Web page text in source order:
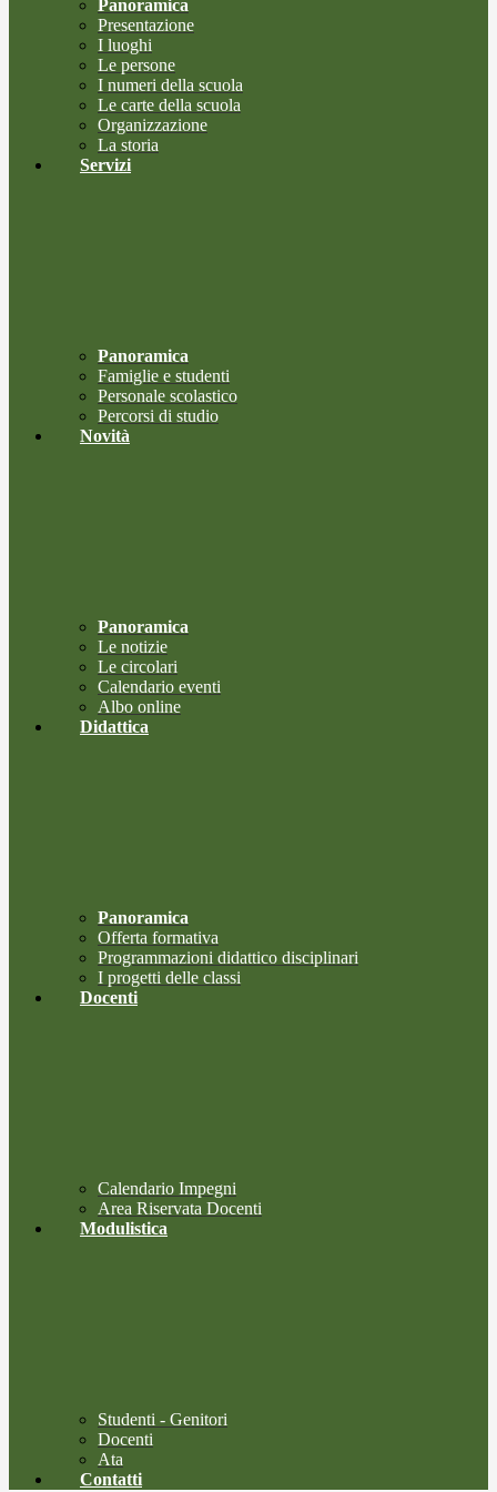
Panoramica
Presentazione
I luoghi
Le persone
I numeri della scuola
Le carte della scuola
Organizzazione
La storia
Servizi
Panoramica
Famiglie e studenti
Personale scolastico
Percorsi di studio
Novità
Panoramica
Le notizie
Le circolari
Calendario eventi
Albo online
Didattica
Panoramica
Offerta formativa
Programmazioni didattico disciplinari
I progetti delle classi
Docenti
Calendario Impegni
Area Riservata Docenti
Modulistica
Studenti - Genitori
Docenti
Ata
Contatti